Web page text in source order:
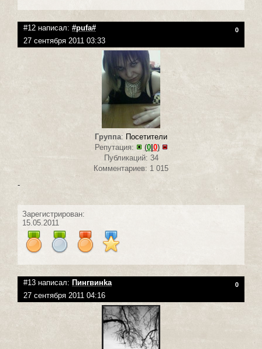
#12 написал: #pufa# 0
27 сентября 2011 03:33
Группа: Посетители
Репутация:
(0| 0)
Публикаций: 34
Комментариев: 1 015
-
Зарегистрирован:
15.05.2011
#13 написал: Пингвинka 0
27 сентября 2011 04:16